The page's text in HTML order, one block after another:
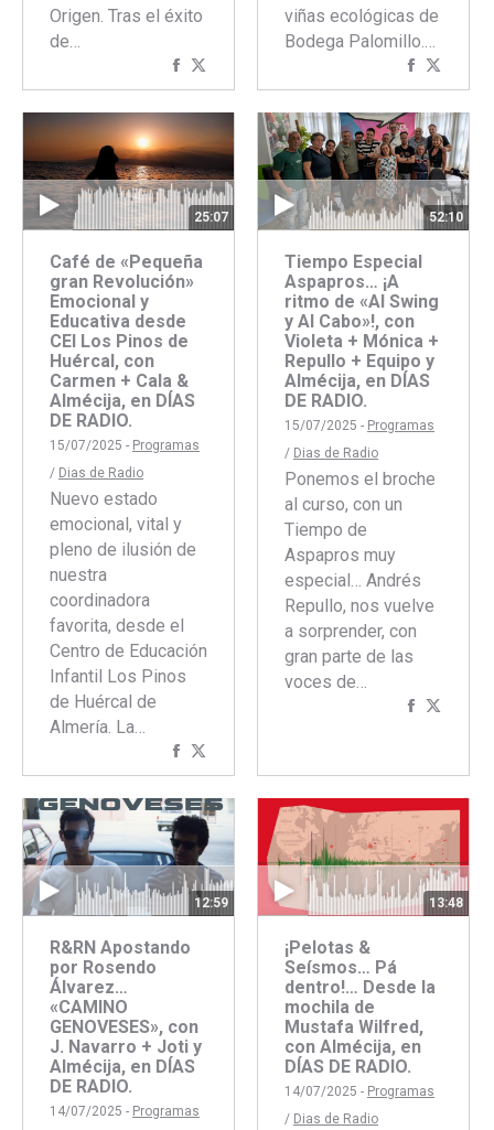
Origen. Tras el éxito
de…
Compartir
con
Facebook
con
Twitter
viñas ecológicas de
Bodega Palomillo.…
Compartir
concon
25:07
Café de «Pequeña
gran Revolución»
Emocional y
Educativa desde
CEI Los Pinos de
Huércal, con
Carmen + Cala &
Almécija, en DÍAS
DE RADIO.
15/07/2025 - Programas
/ Dias de Radio
Nuevo estado
emocional, vital y
pleno de ilusión de
nuestra
coordinadora
favorita, desde el
Centro de Educación
Infantil Los Pinos
de Huércal de
Almería. La…
Compartir
con
Facebook
con
Twitter
52:10
Tiempo Especial
Aspapros… ¡A
ritmo de «Al Swing
y Al Cabo»!, con
Violeta + Mónica +
Repullo + Equipo y
Almécija, en DÍAS
DE RADIO.
15/07/2025 - Programas
/ Dias de Radio
Ponemos el broche
al curso, con un
Tiempo de
Aspapros muy
especial… Andrés
Repullo, nos vuelve
a sorprender, con
gran parte de las
voces de…
Compartir
12:59
R&RN Apostando
por Rosendo
Álvarez…
«CAMINO
GENOVESES», con
J. Navarro + Joti y
Almécija, en DÍAS
DE RADIO.
14/07/2025 - Programas
13:48
¡Pelotas &
Seísmos… Pá
dentro!… Desde la
mochila de
Mustafa Wilfred,
con Almécija, en
DÍAS DE RADIO.
14/07/2025 - Programas
/ Dias de Radio